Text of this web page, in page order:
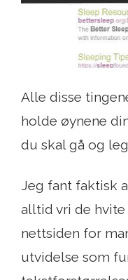
Alle disse
holde øynene
du skal gå og
Jeg fant faktisk
alltid vri de
nettsiden for
utvidelse som